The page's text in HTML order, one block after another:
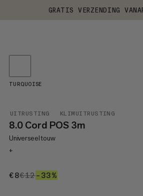
GRATIS VERZENDING
UITRUSTING KLIMUITRUSTING
8.0 Cord POS 3m
Universeel touw
+
€8€8
€12€12
–33%
TURQUOISE